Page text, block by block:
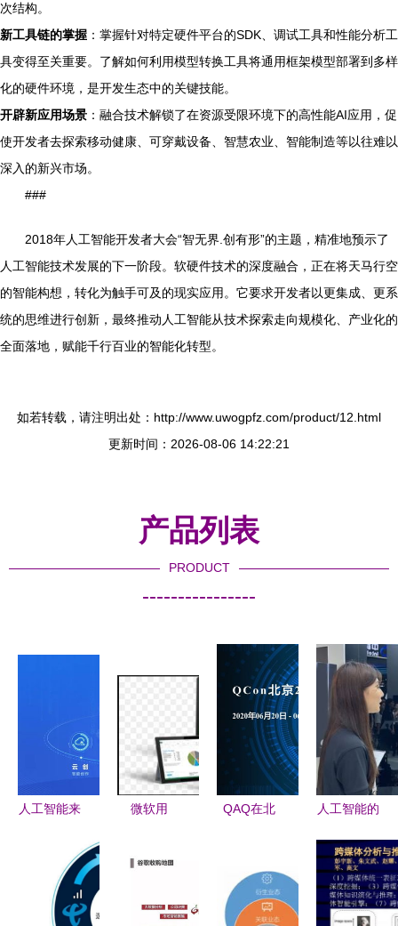
次结构。
新工具链的掌握 ：掌握针对特定硬件平台的SDK、调试工具和性能分析工
具变得至关重要。了解如何利用模型转换工具将通用框架模型部署到多样
化的硬件环境，是开发生态中的关键技能。
开辟新应用场景 ：融合技术解锁了在资源受限环境下的高性能AI应用，促
使开发者去探索移动健康、可穿戴设备、智慧农业、智能制造等以往难以
深入的新兴市场。
###
2018年人工智能开发者大会“智无界.创有形”的主题，精准地预示了
人工智能技术发展的下一阶段。软硬件技术的深度融合，正在将天马行空
的智能构想，转化为触手可及的现实应用。它要求开发者以更集成、更系
统的思维进行创新，最终推动人工智能从技术探索走向规模化、产业化的
全面落地，赋能千行百业的智能化转型。
如若转载，请注明出处：http://www.uwogpfz.com/product/12.html
更新时间：2026-08-06 14:22:21
产品列表
PRODUCT
----------------
人工智能来
携手有连云
等AI企业驶
入发展快车
微软用
人工智能
能表格背后
QAQ在北
大会 人工
智能软件开
人工智能的
应用软件开
发新纪元